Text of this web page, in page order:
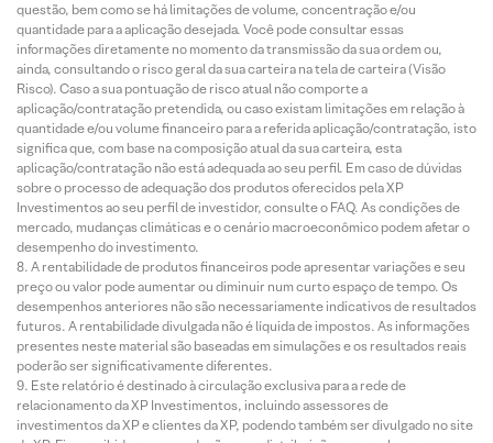
questão, bem como se há limitações de volume, concentração e/ou
quantidade para a aplicação desejada. Você pode consultar essas
informações diretamente no momento da transmissão da sua ordem ou,
ainda, consultando o risco geral da sua carteira na tela de carteira (Visão
Risco). Caso a sua pontuação de risco atual não comporte a
aplicação/contratação pretendida, ou caso existam limitações em relação à
quantidade e/ou volume financeiro para a referida aplicação/contratação, isto
significa que, com base na composição atual da sua carteira, esta
aplicação/contratação não está adequada ao seu perfil. Em caso de dúvidas
sobre o processo de adequação dos produtos oferecidos pela XP
Investimentos ao seu perfil de investidor, consulte o FAQ. As condições de
mercado, mudanças climáticas e o cenário macroeconômico podem afetar o
desempenho do investimento.
A rentabilidade de produtos financeiros pode apresentar variações e seu
preço ou valor pode aumentar ou diminuir num curto espaço de tempo. Os
desempenhos anteriores não são necessariamente indicativos de resultados
futuros. A rentabilidade divulgada não é líquida de impostos. As informações
presentes neste material são baseadas em simulações e os resultados reais
poderão ser significativamente diferentes.
Este relatório é destinado à circulação exclusiva para a rede de
relacionamento da XP Investimentos, incluindo assessores de
investimentos da XP e clientes da XP, podendo também ser divulgado no site